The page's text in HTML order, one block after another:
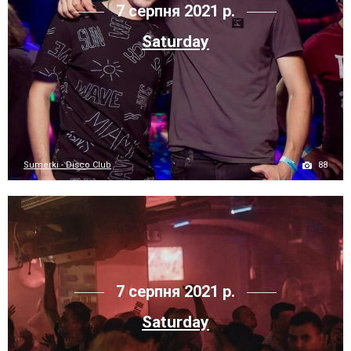
7 серпня 2021 р.
Saturday
Sumerki - Disco Club 88
7 серпня 2021 р.
Saturday